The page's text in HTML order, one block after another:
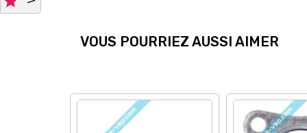
VOUS POURRIEZ AUSSI AIMER